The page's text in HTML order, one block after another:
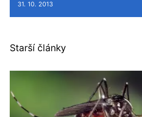
31. 10. 2013
Starší články